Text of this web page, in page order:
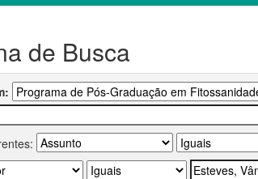
de Busca